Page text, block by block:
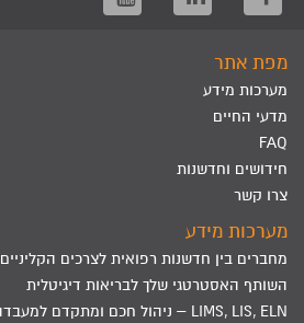
מפת אתר
מערכות מידע
מדעי החיים
FAQ
חידושים וחדשנות
צרו קשר
מערכות מידע
מחברים בין חדשנות רפואית לצרכים הקליניים
השותף האסטרטגי שלך לבריאות דיגיטלית
LIMS, LIS, ELN – ניהול חכם ומתקדם למעבדה